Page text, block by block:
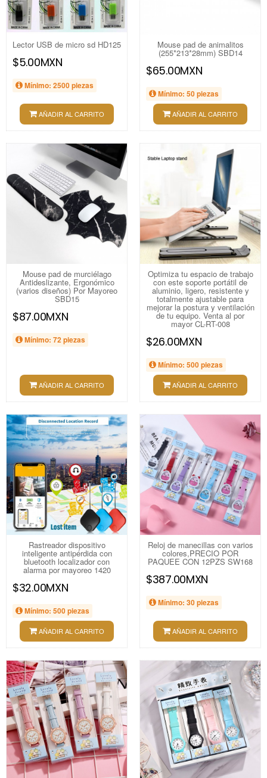
Lector USB de micro sd HD125
$5.00MXN
Mínimo: 2500 piezas
AÑADIR AL CARRITO
Mouse pad de animalitos
(255*213*28mm) SBD14
$65.00MXN
Mínimo: 50 piezas
AÑADIR AL CARRITO
Mouse pad de murciélago
Antideslizante, Ergonómico
(varios diseños) Por Mayoreo
SBD15
$87.00MXN
Mínimo: 72 piezas
AÑADIR AL CARRITO
Optimiza tu espacio de trabajo
con este soporte portátil de
aluminio, ligero, resistente y
totalmente ajustable para
mejorar la postura y ventilación
de tu equipo. Venta al por
mayor CL-RT-008
$26.00MXN
Mínimo: 500 piezas
AÑADIR AL CARRITO
Rastreador dispositivo
inteligente antipérdida con
bluetooth localizador con
alarma por mayoreo 1420
$32.00MXN
Mínimo: 500 piezas
AÑADIR AL CARRITO
Reloj de manecillas con varios
colores,PRECIO POR
PAQUEE CON 12PZS SW168
$387.00MXN
Mínimo: 30 piezas
AÑADIR AL CARRITO